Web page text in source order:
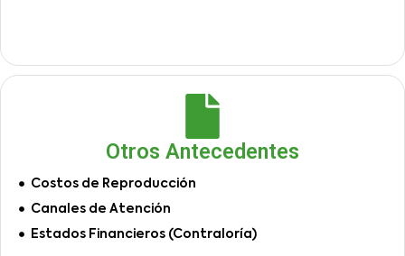
Otros Antecedentes
Costos de Reproducción
Canales de Atención
Estados Financieros (Contraloría)